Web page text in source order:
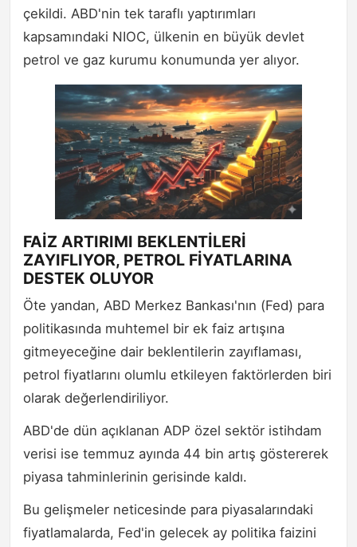
çekildi. ABD'nin tek taraflı yaptırımları
kapsamındaki NIOC, ülkenin en büyük devlet
petrol ve gaz kurumu konumunda yer alıyor.
FAİZ ARTIRIMI BEKLENTİLERİ
ZAYIFLIYOR, PETROL FİYATLARINA
DESTEK OLUYOR
Öte yandan, ABD Merkez Bankası'nın (Fed) para
politikasında muhtemel bir ek faiz artışına
gitmeyeceğine dair beklentilerin zayıflaması,
petrol fiyatlarını olumlu etkileyen faktörlerden biri
olarak değerlendiriliyor.
ABD'de dün açıklanan ADP özel sektör istihdam
verisi ise temmuz ayında 44 bin artış göstererek
piyasa tahminlerinin gerisinde kaldı.
Bu gelişmeler neticesinde para piyasalarındaki
fiyatlamalarda, Fed'in gelecek ay politika faizini